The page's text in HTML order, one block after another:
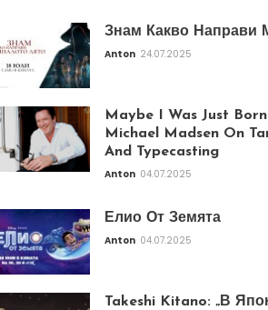
Знам Какво Направи
Anton 24.07.2025
Maybe I Was Just
Michael Madsen On
And Typecasting
Anton 04.07.2025
Елио От Земята
Anton 04.07.2025
Takeshi Kitano: „В